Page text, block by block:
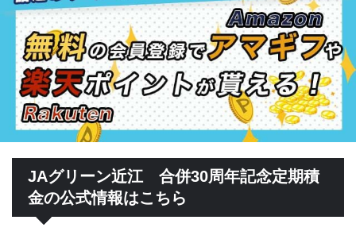
JAグリーン近江 合併30周年記念定期積
金の公式情報はこちら